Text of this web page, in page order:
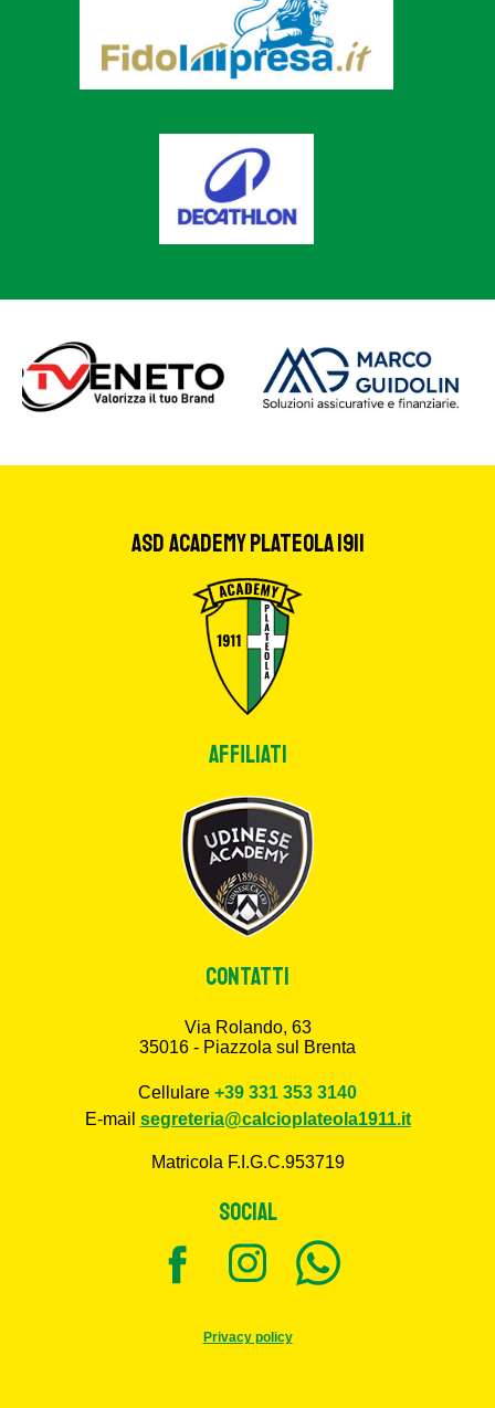
ASD Academy Plateola 1911
Affiliati
CONTATTI
Via Rolando, 63
35016 - Piazzola sul Brenta
Cellulare +39 331 353 3140
E-mail segreteria@calcioplateola1911.it
Matricola F.I.G.C.953719
SOCIAL
Privacy policy